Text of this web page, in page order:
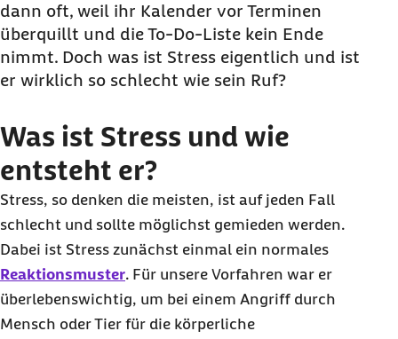
dann oft, weil ihr Kalender vor Terminen
überquillt und die To-Do-Liste kein Ende
nimmt. Doch was ist Stress eigentlich und ist
er wirklich so schlecht wie sein Ruf?
Was ist Stress und wie
entsteht er?
Stress, so denken die meisten, ist auf jeden Fall
schlecht und sollte möglichst gemieden werden.
Dabei ist Stress zunächst einmal ein normales
Reaktionsmuster. Für unsere Vorfahren war er
überlebenswichtig, um bei einem Angriff durch
Mensch oder Tier für die körperliche